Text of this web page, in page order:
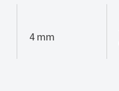
4 mm